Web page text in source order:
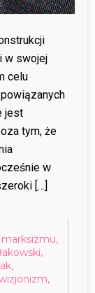
w swojej
celu
jest
tym, że
w
[…]
,
,
,
,